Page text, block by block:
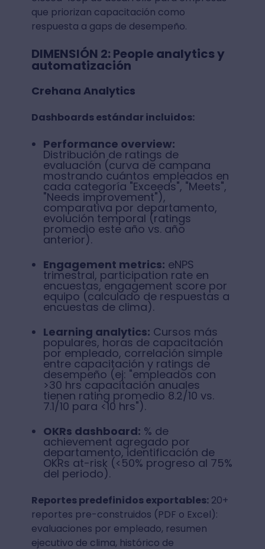
que priorizan capacitación como
respuesta a gaps de desempeño.
DIMENSIÓN 2: People analytics y
automatización
Crehana Analytics
Dashboards estándar incluidos:
Performance overview:
Distribución de ratings de
evaluación (curva de campana
mostrando cuántos empleados en
cada categoría "Exceeds", "Meets",
"Needs improvement"),
comparativa por departamento,
evolución temporal (ratings
promedio este año vs. año
anterior).
Engagement metrics: eNPS
trimestral, participation rate en
encuestas, engagement score por
equipo (calculado de respuestas a
encuestas de clima).
Learning analytics: Cursos más
populares, horas de capacitación
por empleado, correlación simple
entre capacitación y ratings de
desempeño (ej: "empleados con
>30 hrs capacitación anuales
tienen rating promedio 8.2/10 vs.
7.1/10 para <10 hrs").
OKRs dashboard: % de
achievement agregado por
departamento, identificación de
OKRs at-risk (<50% progreso al 75%
del periodo).
Reportes predefinidos exportables:20+
reportes pre-construidos (PDF o Excel):
evaluaciones por empleado, resumen
ejecutivo de clima, histórico de